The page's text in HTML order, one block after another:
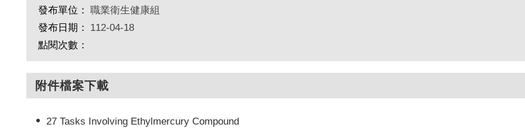
發布單位： 職業衛生健康組
發布日期：
112-04-18
點閱次數：
附件檔案下載
27 Tasks Involving Ethylmercury Compound